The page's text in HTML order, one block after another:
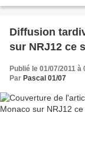
Diffusion
sur NRJ12 ce
Publié le 01/07/2011 à
Par Pascal 01/07